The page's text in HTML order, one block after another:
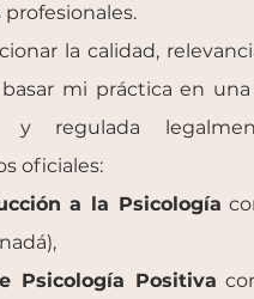
la calidad,
basar mi práctica en
y regulada
oficiales:
a la Psicología
Psicología Positiva